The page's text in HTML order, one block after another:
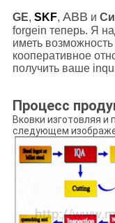
GE, SKF, ABB и
forgein теперь. Я
иметь
кооперативное
получить ваше
Процесс
Вковки изготовляя и
следующем